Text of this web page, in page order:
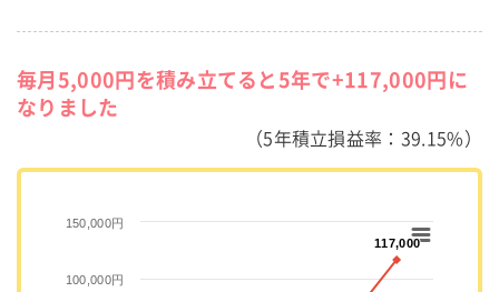
毎月5,000円を積み立てると5年で+117,000円に
なりました
（5年積立損益率：39.15%）
117,000
117,000
100,000円
150,000円